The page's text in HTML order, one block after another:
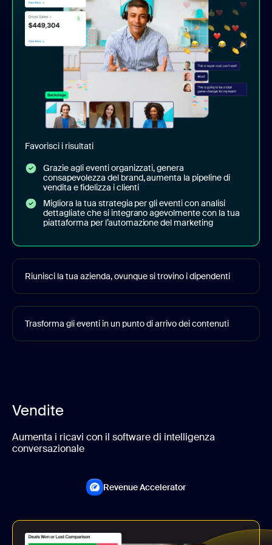
Favorisci i risultati
Grazie agli eventi organizzati, genera
consapevolezza del brand, aumenta la pipeline di
vendita e fidelizza i clienti
Migliora la tua strategia per gli eventi con analisi
dettagliate che si integrano agevolmente con la tua
piattaforma per l’automazione del marketing
Riunisci la tua azienda, ovunque si trovino i dipendenti
per trasmettere i messaggi importanti ai tuoi team
Trasforma gli eventi in un punto di arrivo dei contenuti
diretta e fai risparmiare tempo e fatica al tuo team
Vendite
Aumenta i ricavi con il software di intelligenza
conversazionale
Revenue Accelerator